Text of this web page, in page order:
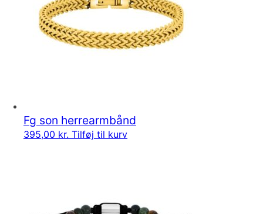
Fg son herrearmbånd
395,00 kr. Tilføj til kurv